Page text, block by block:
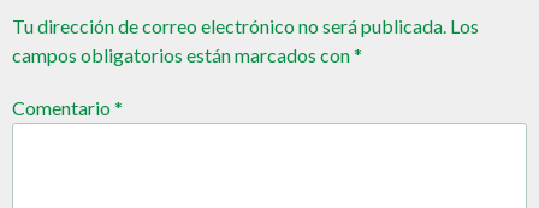
Tu dirección de correo electrónico no será publicada. Los
campos obligatorios están marcados con*
Comentario*